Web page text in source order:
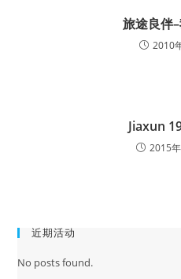
旅途良伴
2010
Jiaxun
2015
近期活动
No posts found.